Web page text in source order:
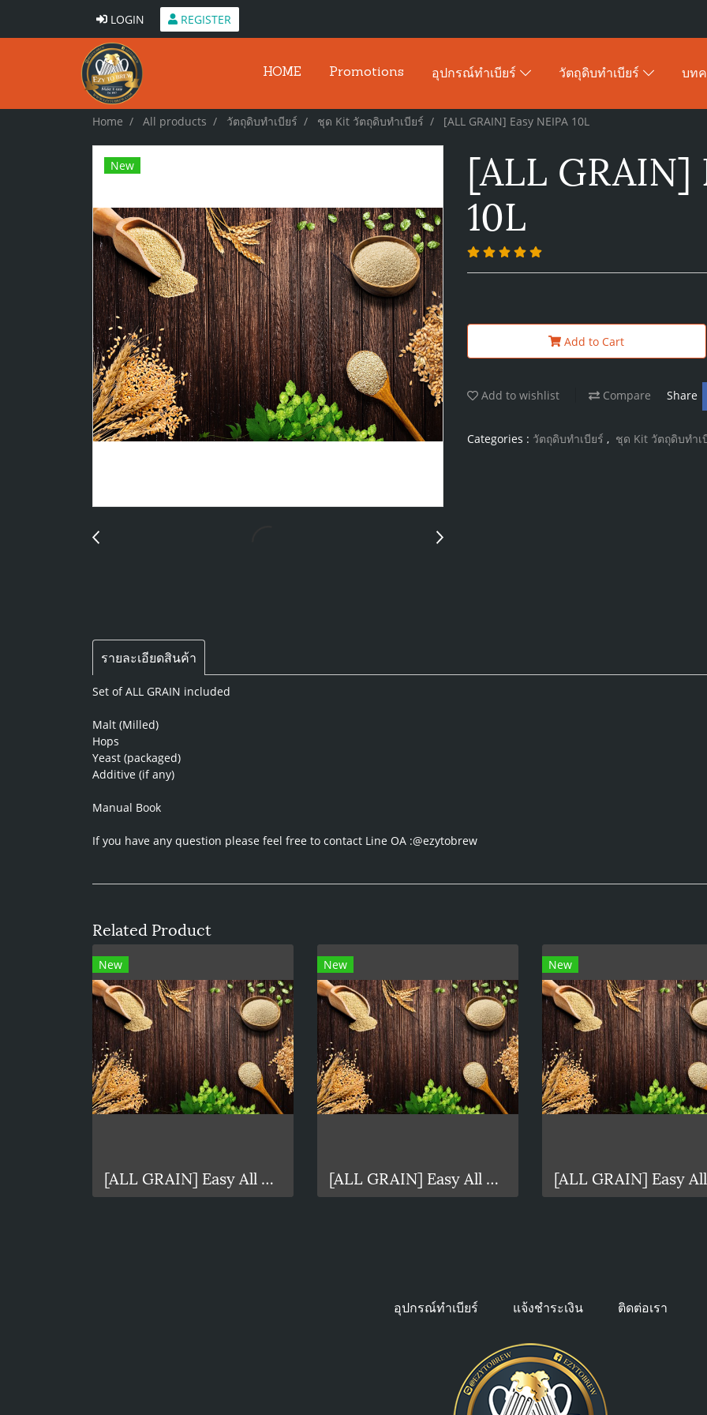
LOGIN REGISTER
HOME Promotions อุปกรณ์ทำเบียร์ วัตถุดิบทำเบียร์ บท
Home All products วัตถุดิบทำเบียร์ ชุด Kit วัตถุดิบทำเบียร์ [ALL GRAIN] Easy NEIPA 10L
New
[ALL GRAIN]
10L
Add to Cart
Add to wishlist Compare Share
Categories : วัตถุดิบทำเบียร์ , ชุด Kit วัตถุดิบทำเ
รายละเอียดสินค้า
Set of ALL GRAIN included
Malt (Milled)
Hops
Yeast (packaged)
Additive (if any)
Manual Book
If you have any question please feel free to contact Line OA :@ezytobrew
Related Product
New
[ALL GRAIN] Easy All grain Porter 20L
New
[ALL GRAIN] Easy All grain Amber 10L
New
อุปกรณ์ทำเบียร์ แจ้งชำระเงิน ติดต่อเรา